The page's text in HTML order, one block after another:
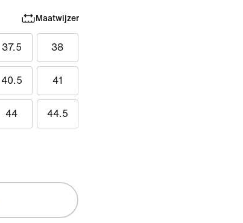
Maatwijzer
37.5 38
40.5 41
44 44.5